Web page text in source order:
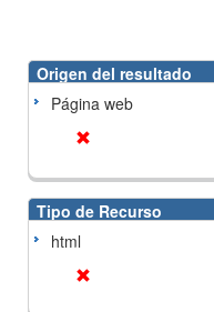
Origen del resultado
Página web
Tipo de Recurso
html